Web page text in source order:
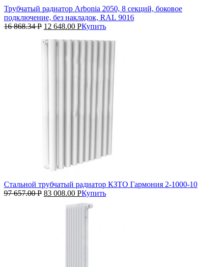
Трубчатый радиатор Arbonia 2050, 8 секций, боковое
подключение, без накладок, RAL 9016
16 868.34Р 12 648.00 РКупить
Стальной трубчатый радиатор КЗТО Гармония 2‑1000‑10
97 657.00Р 83 008.00 РКупить